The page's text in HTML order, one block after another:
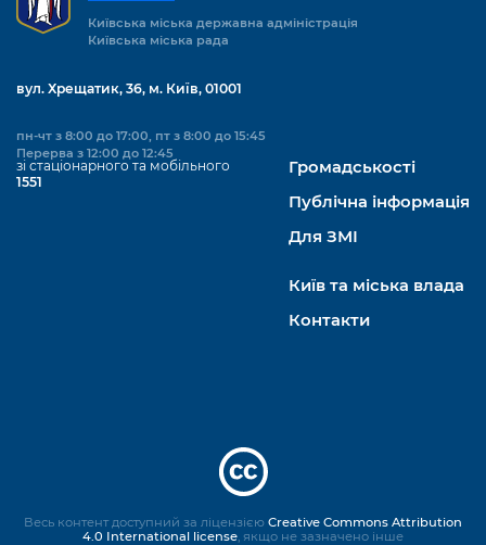
Київська міська державна адміністрація
Київська міська рада
вул. Хрещатик, 36, м. Київ, 01001
пн-чт з 8:00 до 17:00, пт з 8:00 до 15:45
Перерва з 12:00 до 12:45
зі стаціонарного та мобільного
1551
Громадськості
Публічна інформація
Для ЗМІ
Київ та міська влада
Контакти
Весь контент доступний за ліцензією Creative Commons Attribution
4.0 International license, якщо не зазначено інше